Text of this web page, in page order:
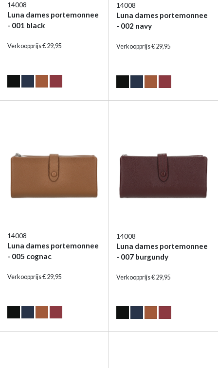
14008
Luna dames portemonnee
- 001 black
Verkoopprijs € 29,95
14008
Luna dames portemonnee
- 002 navy
Verkoopprijs € 29,95
14008
Luna dames portemonnee
- 005 cognac
Verkoopprijs € 29,95
14008
Luna dames portemonnee
- 007 burgundy
Verkoopprijs € 29,95